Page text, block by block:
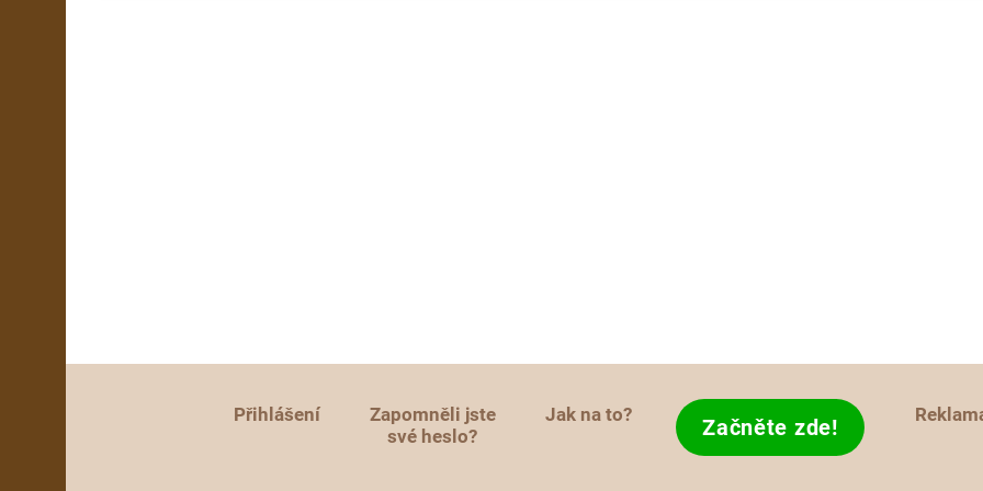
Přihlášení
Zapomněli jste
své heslo?
Jak na to? Začněte zde!